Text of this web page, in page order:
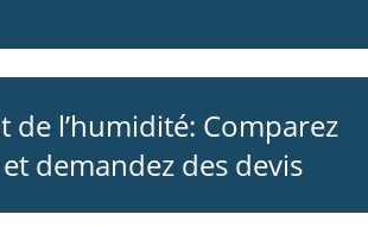
de l’humidité: Comparez
demandez des devis